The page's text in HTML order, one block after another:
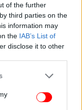
of the further
third parties on the
information may
the IAB’s List of
disclose it to other
or more Google
You may click to
party tags to
σίκουελ και